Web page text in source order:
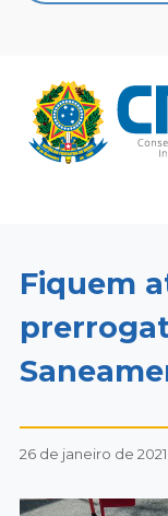
Fiquem
26 de janeiro de 2021